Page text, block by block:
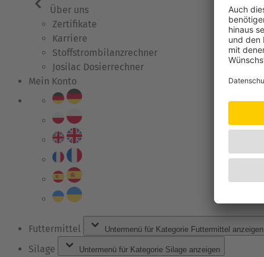
Über uns
Zertifikate
Karriere
Stoffstrombilanzrechner
Josilac Dosierrechner
Mein Konto
Futtermittel Untermenü für Kategorie Futtermittel anzeigen
Silage Untermenü für Kategorie Silage anzeigen